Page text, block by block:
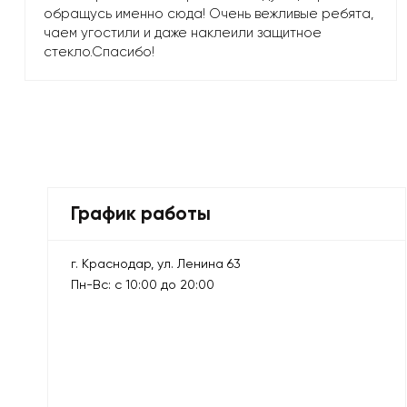
обращусь именно сюда! Очень вежливые ребята,
чаем угостили и даже наклеили защитное
стекло.Спасибо!
График работы
г. Краснодар, ул. Ленина 63
Пн-Вс: с 10:00 до 20:00